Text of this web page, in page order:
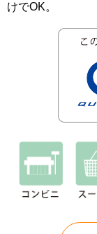
けでOK。